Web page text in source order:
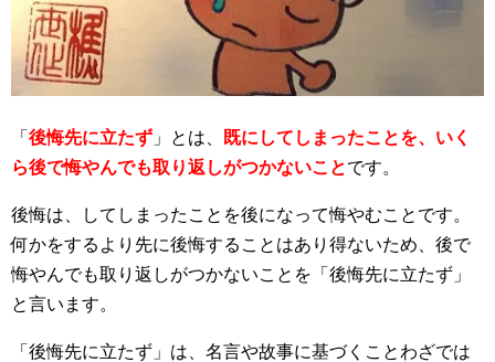
「 後悔先に立たず 」とは、
既にしてしまったことを、いく
ら後で悔やんでも取り返しがつかないことです。
後悔は、してしまったことを後になって悔やむことです。
何かをするより先に後悔することはあり得ないため、後で
悔やんでも取り返しがつかないことを「後悔先に立たず」
と言います。
「後悔先に立たず」は、名言や故事に基づくことわざでは